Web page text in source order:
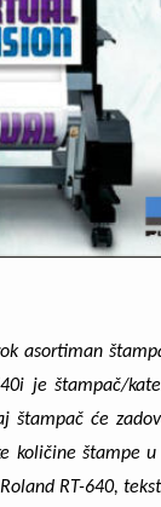
asortiman
je štampač/
štampač će
količine štampe
Roland RT-640,